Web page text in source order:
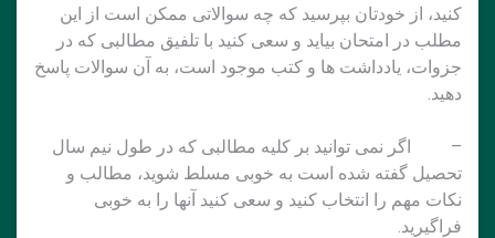
کنید، از خودتان بپرسید که چه سوالاتی ممکن است از این
مطلب در امتحان بیاید و سعی کنید با تلفیق مطالبی که در
جزوات، یادداشت ها و کتب موجود است، به آن سوالات پاسخ
دهید.
– اگر نمی توانید بر کلیه مطالبی که در طول نیم سال
تحصیل گفته شده است به خوبی مسلط شوید، مطالب و
نکات مهم را انتخاب کنید و سعی کنید آنها را به خوبی
فراگیرید.